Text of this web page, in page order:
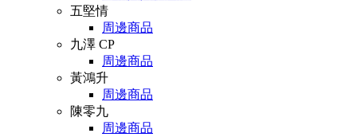
五堅情
周邊商品
九澤 CP
周邊商品
黃鴻升
周邊商品
陳零九
周邊商品